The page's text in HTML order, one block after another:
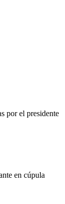
por el presidente
en cúpula